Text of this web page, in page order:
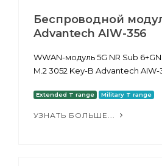
Беспроводной
Advantech AIW-356
WWAN-модуль 5G NR Sub
M.2 3052 Key-B Advantech AIW-
Extended T range Military T range
УЗНАТЬ БОЛЬШЕ...